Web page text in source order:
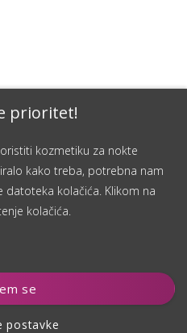
prioritet!
kozmetiku za nokte
kako treba, potrebna nam
datoteka kolačića. Klikom na
kolačića.
se
postavke